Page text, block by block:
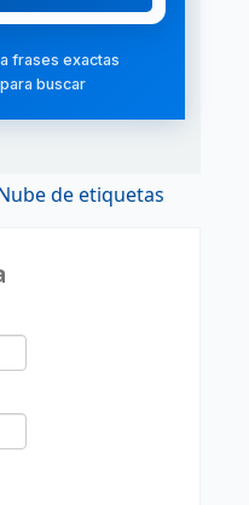
frases exactas
buscar
de etiquetas